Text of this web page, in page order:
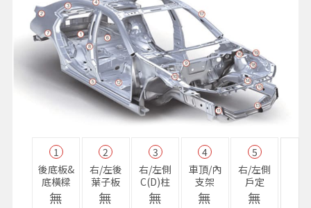
1
後底板&
底橫樑
無
2
右/左後
葉子板
無
3
右/左側
C(D)柱
無
4
車頂/內
支架
無
5
右/左側
戶定
無